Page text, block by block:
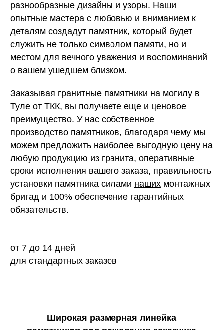
разнообразные дизайны и узоры. Наши
опытные мастера с любовью и вниманием к
деталям создадут памятник, который будет
служить не только символом памяти, но и
местом для вечного уважения и воспоминаний
о вашем ушедшем близком.
Заказывая гранитные памятники на могилу в
Тулеот ТКК, вы получаете еще и ценовое
преимущество. У нас собственное
производство памятников, благодаря чему мы
можем предложить наиболее выгодную цену на
любую продукцию из гранита, оперативные
сроки исполнения вашего заказа, правильность
установки памятника силами нашихмонтажных
бригад и 100% обеспечение гарантийных
обязательств.
от 7 до 14 дней
для стандартных заказов
Широкая размерная линейка